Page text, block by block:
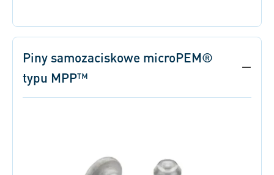
Piny samozaciskowe microPEM®
typu MPP™